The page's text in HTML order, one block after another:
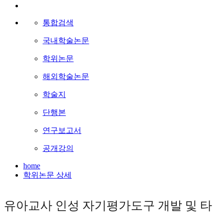
통합검색
국내학술논문
학위논문
해외학술논문
학술지
단행본
연구보고서
공개강의
home
학위논문 상세
유아교사 인성 자기평가도구 개발 및 타